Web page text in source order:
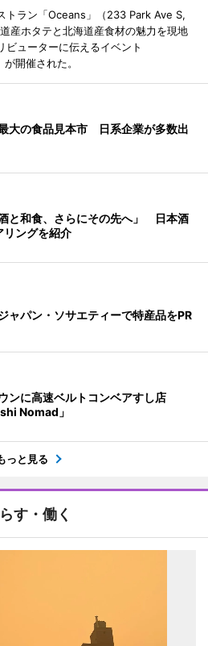
トラン「Oceans」（233 Park Ave S,
産ホタテと北海道産食材の魅力を現地
ビューターに伝えるイベント
開催された。
大の食品見本市 日系企業が多数出
と和食、さらにその先へ」 日本酒
リングを紹介
ャパン・ソサエティーで特産品をPR
ンに高速ベルトコンベアすし店
Nomad」
っと見る
す・働く